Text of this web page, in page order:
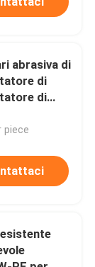
abrasiva di
di
di
piece